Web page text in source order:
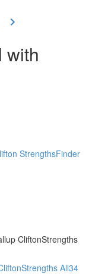
with
StrengthsFinder
CliftonStrengths
All34